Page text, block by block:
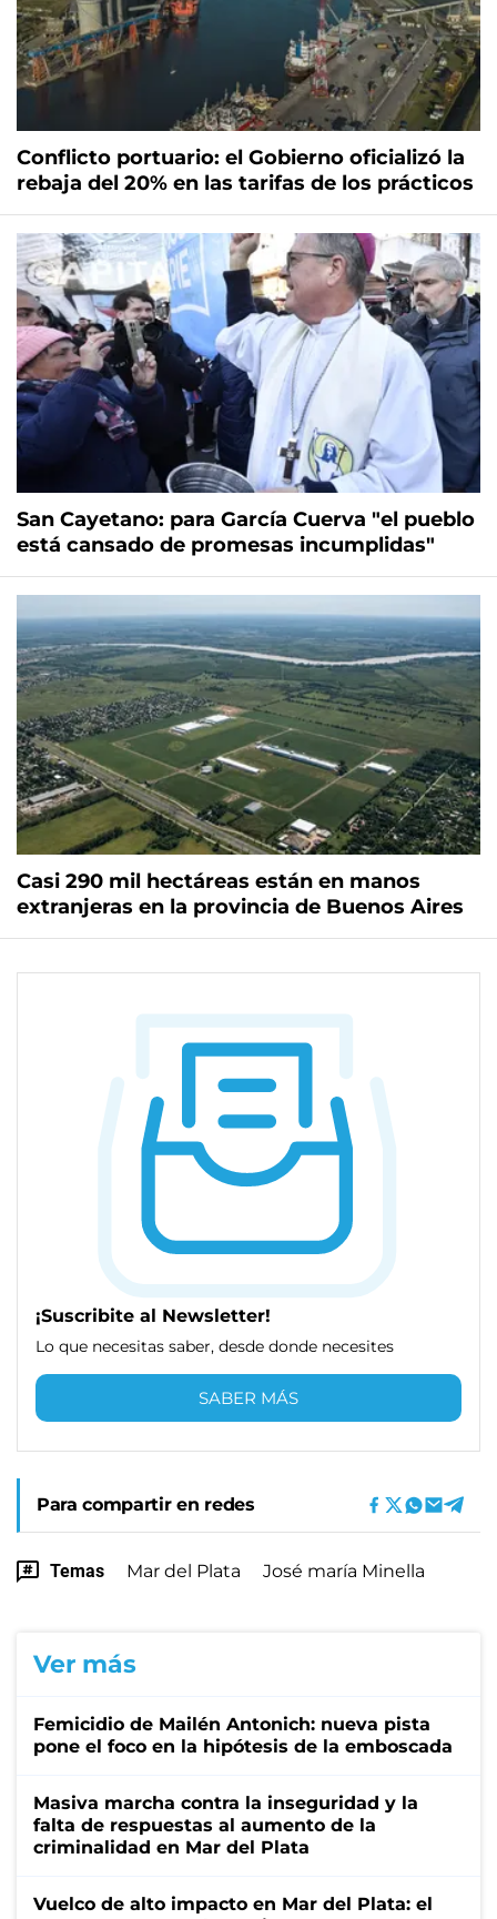
Conflicto portuario: el Gobierno oficializó la
rebaja del 20% en las tarifas de los prácticos
San Cayetano: para García Cuerva "el pueblo
está cansado de promesas incumplidas"
Casi 290 mil hectáreas están en manos
extranjeras en la provincia de Buenos Aires
¡Suscribite al Newsletter!
Lo que necesitas saber, desde donde necesites
SABER MÁS
Para compartir en redes
Temas Mar del Plata José maría Minella
Ver más
Femicidio de Mailén Antonich: nueva pista
pone el foco en la hipótesis de la emboscada
Masiva marcha contra la inseguridad y la
falta de respuestas al aumento de la
criminalidad en Mar del Plata
Vuelco de alto impacto en Mar del Plata: el